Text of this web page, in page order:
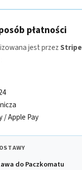
płatności
jest przezStripe
/ Apple Pay
do Paczkomatu